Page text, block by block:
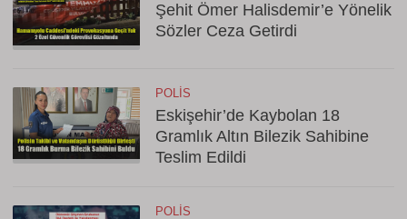
Şehit Ömer Halisdemir’e Yönelik
Sözler Ceza Getirdi
POLIS
Eskişehir’de Kaybolan 18
Gramlık Altın Bilezik Sahibine
Teslim Edildi
POLIS